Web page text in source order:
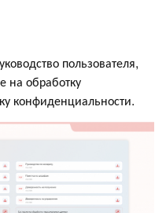
пользователя,
на обработку
конфиденциальности.